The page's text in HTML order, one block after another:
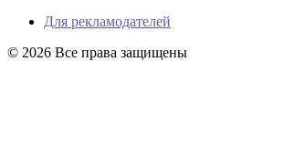
Для рекламодателей
© 2026 Все права защищены